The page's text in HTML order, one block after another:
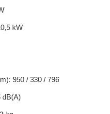
kW
950 / 330 / 796
dB(A)